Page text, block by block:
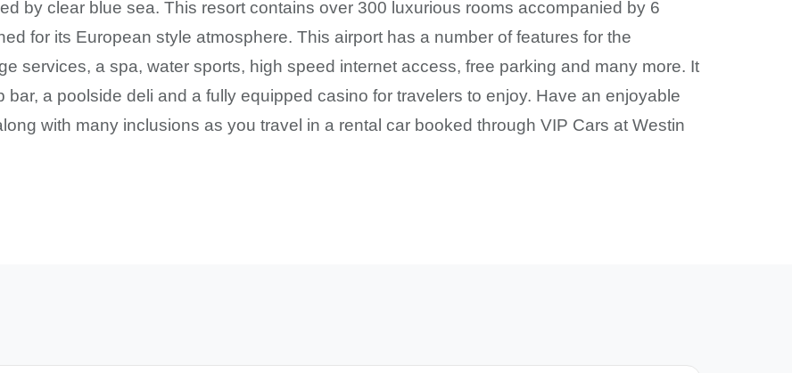
by clear blue sea. This resort contains over 300 luxurious rooms accompanied by 6
for its European style atmosphere. This airport has a number of features for the
services, a spa, water sports, high speed internet access, free parking and many more. It
bar, a poolside deli and a fully equipped casino for travelers to enjoy. Have an enjoyable
with many inclusions as you travel in a rental car booked through VIP Cars at Westin